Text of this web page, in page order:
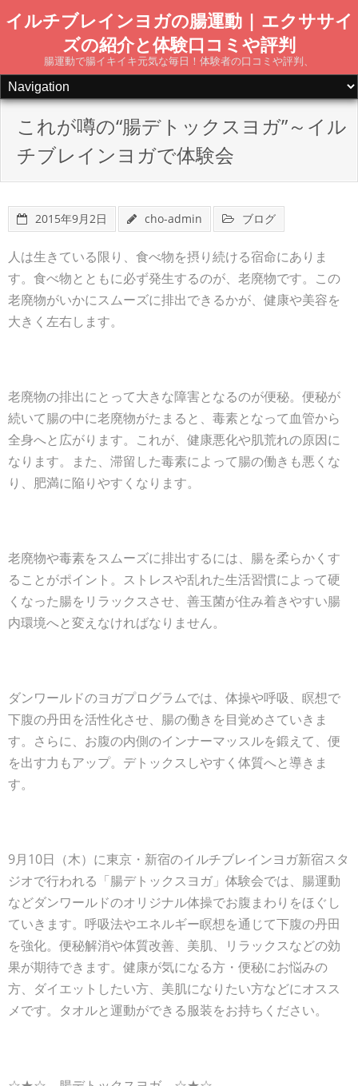
Skip
content
イルチブレインヨガの腸運動 | エクササイ
ズの紹介と体験口コミや評判
腸運動で腸イキイキ元気な毎日！体験者の口コミや評判、
これが噂の“腸デトックスヨガ”～イル
チブレインヨガで体験会
2015年9月2日 cho-admin ブログ
人は生きている限り、食べ物を摂り続ける宿命にありま
す。食べ物とともに必ず発生するのが、老廃物です。この
老廃物がいかにスムーズに排出できるかが、健康や美容を
大きく左右します。
老廃物の排出にとって大きな障害となるのが便秘。便秘が
続いて腸の中に老廃物がたまると、毒素となって血管から
全身へと広がります。これが、健康悪化や肌荒れの原因に
なります。また、滞留した毒素によって腸の働きも悪くな
り、肥満に陥りやすくなります。
老廃物や毒素をスムーズに排出するには、腸を柔らかくす
ることがポイント。ストレスや乱れた生活習慣によって硬
くなった腸をリラックスさせ、善玉菌が住み着きやすい腸
内環境へと変えなければなりません。
ダンワールドのヨガプログラムでは、体操や呼吸、瞑想で
下腹の丹田を活性化させ、腸の働きを目覚めさていきま
す。さらに、お腹の内側のインナーマッスルを鍛えて、便
を出す力もアップ。デトックスしやすく体質へと導きま
す。
9月10日（木）に東京・新宿のイルチブレインヨガ新宿スタ
ジオで行われる「腸デトックスヨガ」体験会では、腸運動
などダンワールドのオリジナル体操でお腹まわりをほぐし
ていきます。呼吸法やエネルギー瞑想を通じて下腹の丹田
を強化。便秘解消や体質改善、美肌、リラックスなどの効
果が期待できます。健康が気になる方・便秘にお悩みの
方、ダイエットしたい方、美肌になりたい方などにオスス
メです。タオルと運動ができる服装をお持ちください。